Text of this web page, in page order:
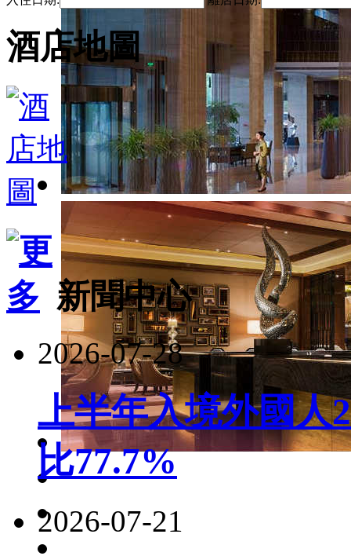
酒店地圖
新聞中心
2026-07-28
上半年入境外國人
比77.7%
2026-07-21